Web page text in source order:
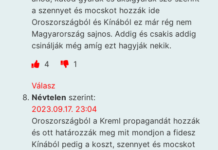
a szennyet és mocskot hozzák ide
Oroszországból és Kínából ez már rég nem
Magyarország sajnos. Addig és csakis addig
csinálják még amíg ezt hagyják nekik.
4
1
Válasz
Névtelen szerint:
2023.09.17. 23:04
Oroszországból a Kreml propagandát hozzák
és ott határozzák meg mit mondjon a fidesz
Kínából pedig a koszt, szennyet és mocskot